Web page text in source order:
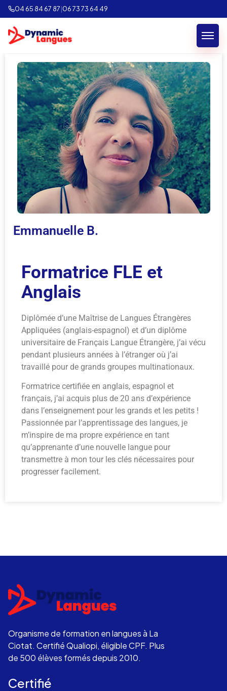
04 65 84 67 87|06 73 73 64 49
Emmanuelle B.
Formatrice FLE et
Anglais
Diplômée d’une Maîtrise de Langues Étrangères
Appliquées (anglais-espagnol) et d’un diplôme
universitaire de Français Langue Étrangère, j’ai vécu
pendant plusieurs années à l’étranger où j’ai
travaillé pour de grands groupes multinationaux.
Formatrice certifiée en anglais, espagnol et
français, j’ai acquis plus de 20 ans d’expérience
dans l’enseignement pour les grands et les petits !
Passionnée par l’apprentissage des langues, je
m’inspire de ma propre expérience en tant
qu’apprenante d’une nouvelle langue pour
transmettre à mon tour les clés nécessaires pour
progresser facilement.
Organisme de formation en langues à La
Ciotat. Certifié Qualiopi, éligible CPF. Plus
de 500 élèves formés depuis 2010.
Certifié